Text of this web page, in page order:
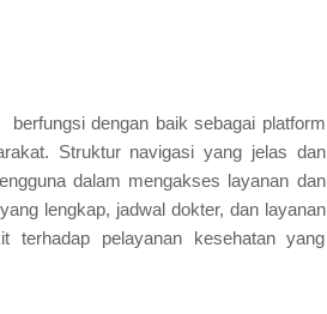
dengan baik sebagai platform
Struktur navigasi yang jelas dan
dalam mengakses layanan dan
lengkap, jadwal dokter, dan layanan
terhadap pelayanan kesehatan yang